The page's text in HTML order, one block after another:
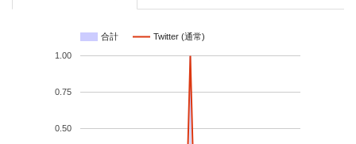
合計 Twitter (通常)
0.50
0.75
1.00